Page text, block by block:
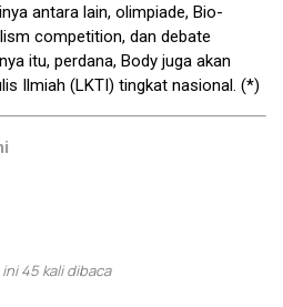
antara lain, olimpiade, Bio-
competition, dan debate
itu, perdana, Body juga akan
Ilmiah (LKTI) tingkat nasional. (*)
45 kali dibaca